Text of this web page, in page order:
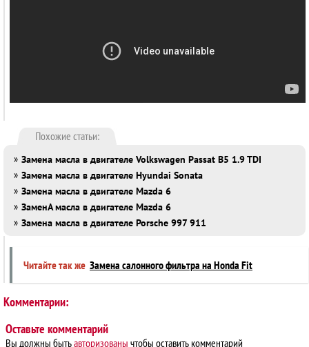
Похожие статьи:
» Замена масла в двигателе Volkswagen Passat B5 1.9 TDI
» Замена масла в двигателе Hyundai Sonata
» Замена масла в двигателе Mazda 6
» ЗаменА масла в двигателе Mazda 6
» Замена масла в двигателе Porsche 997 911
Читайте так же Замена салонного фильтра на Honda Fit
Комментарии:
Оставьте комментарий
Вы должны бытьавторизованы чтобы оставить комментарий